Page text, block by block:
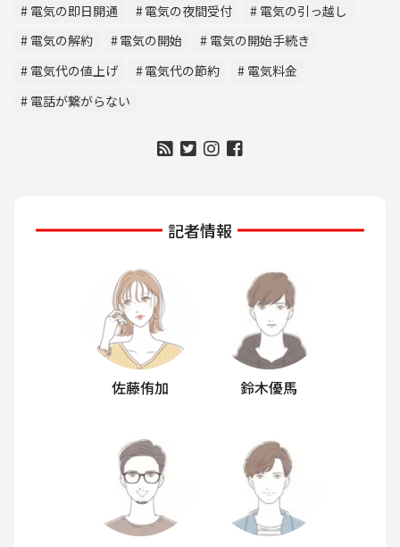
電気の即日開通
電気の夜間受付
電気の引っ越し
電気の解約
電気の開始
電気の開始手続き
電気代の値上げ
電気代の節約
電気料金
電話が繋がらない
記者情報
佐藤侑加 鈴木優馬